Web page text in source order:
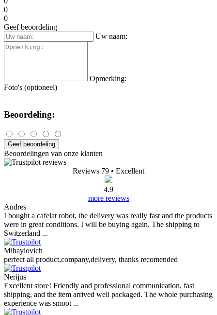
0
0
Geef beoordeling
Uw naam:
Opmerking:
Foto's (optioneel)
+
Beoordeling:
Geef beoordeling
Beoordelingen van onze klanten
Reviews 79 • Excellent
4.9
more reviews
Andres
I bought a cafelat robot, the delivery was really fast and the products
were in great conditions. I will be buying again. The shipping to
Switzerland ...
Mihaylovich
perfect all product,company,delivery, thanks recomended
Nerijus
Excellent store! Friendly and professional communication, fast
shipping, and the item arrived well packaged. The whole purchasing
experience was smoot ...